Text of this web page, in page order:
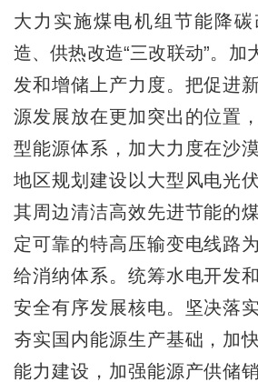
大力实施煤电机组节能降
造、供热改造“三改联动”。加
发和增储上产力度。把促进
源发展放在更加突出的位置
型能源体系，加大力度在沙
地区规划建设以大型风电光
其周边清洁高效先进节能的
定可靠的特高压输变电线路
给消纳体系。统筹水电开发
安全有序发展核电。坚决落
夯实国内能源生产基础，加
能力建设，加强能源产供储